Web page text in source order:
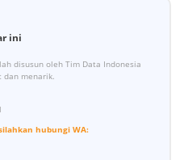
ini
disusun oleh Tim Data Indonesia
menarik.
hubungi WA: